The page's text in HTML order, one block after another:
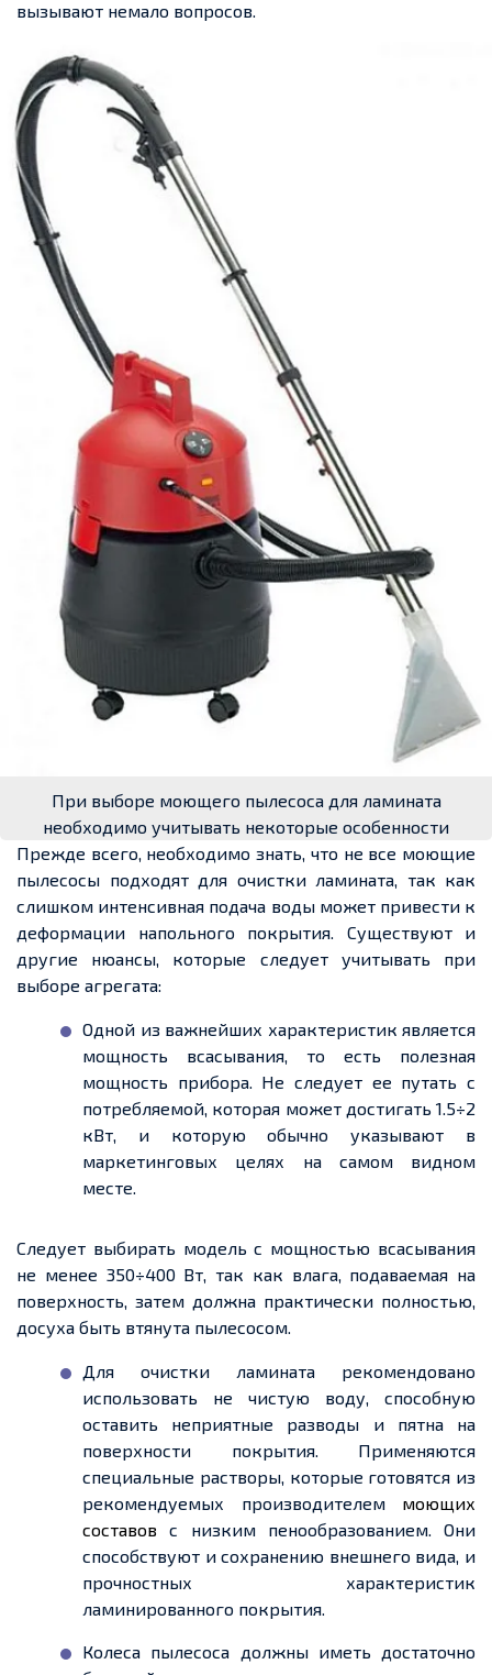
вызывают немало вопросов.
При выборе моющего пылесоса для ламината
необходимо учитывать некоторые особенности
Прежде всего, необходимо знать, что не все моющие
пылесосы подходят для очистки ламината, так как
слишком интенсивная подача воды может привести к
деформации напольного покрытия. Существуют и
другие нюансы, которые следует учитывать при
выборе агрегата:
Одной из важнейших характеристик является
мощность всасывания, то есть полезная
мощность прибора. Не следует ее путать с
потребляемой, которая может достигать 1.5÷2
кВт, и которую обычно указывают в
маркетинговых целях на самом видном
месте.
Следует выбирать модель с мощностью всасывания
не менее 350÷400 Вт, так как влага, подаваемая на
поверхность, затем должна практически полностью,
досуха быть втянута пылесосом.
Для очистки ламината рекомендовано
использовать не чистую воду, способную
оставить неприятные разводы и пятна на
поверхности покрытия. Применяются
специальные растворы, которые готовятся из
рекомендуемых производителем моющих
составов с низким пенообразованием. Они
способствуют и сохранению внешнего вида, и
прочностных характеристик
ламинированного покрытия.
Колеса пылесоса должны иметь достаточно